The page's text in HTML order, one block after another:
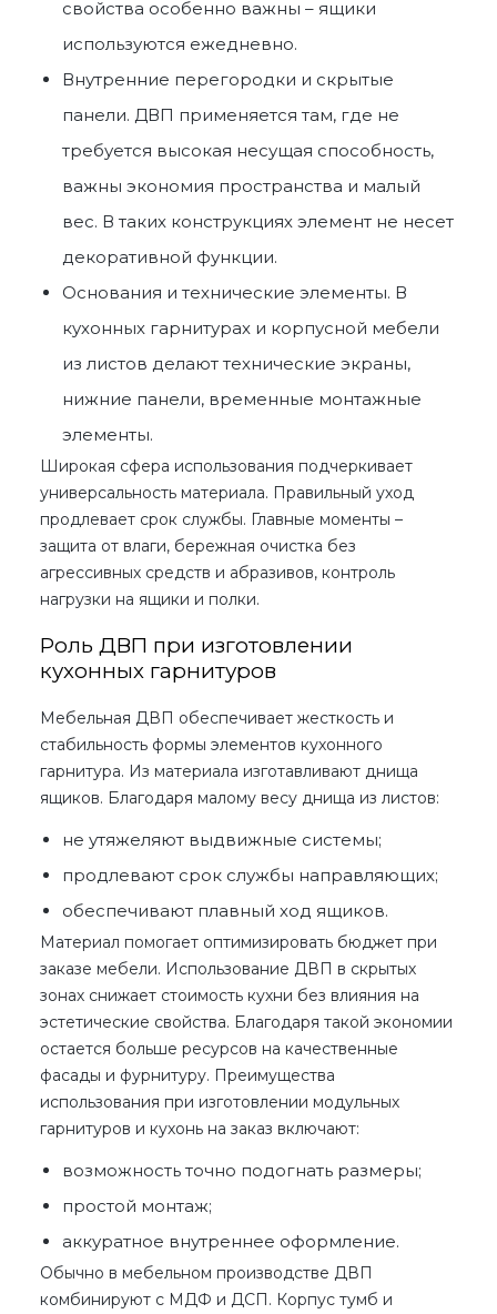
свойства особенно важны – ящики
используются ежедневно.
Внутренние перегородки и скрытые
панели. ДВП применяется там, где не
требуется высокая несущая способность,
важны экономия пространства и малый
вес. В таких конструкциях элемент не несет
декоративной функции.
Основания и технические элементы. В
кухонных гарнитурах и корпусной мебели
из листов делают технические экраны,
нижние панели, временные монтажные
элементы.
Широкая сфера использования подчеркивает
универсальность материала. Правильный уход
продлевает срок службы. Главные моменты –
защита от влаги, бережная очистка без
агрессивных средств и абразивов, контроль
нагрузки на ящики и полки.
Роль ДВП при изготовлении
кухонных гарнитуров
Мебельная ДВП обеспечивает жесткость и
стабильность формы элементов кухонного
гарнитура. Из материала изготавливают днища
ящиков. Благодаря малому весу днища из листов:
не утяжеляют выдвижные системы;
продлевают срок службы направляющих;
обеспечивают плавный ход ящиков.
Материал помогает оптимизировать бюджет при
заказе мебели. Использование ДВП в скрытых
зонах снижает стоимость кухни без влияния на
эстетические свойства. Благодаря такой экономии
остается больше ресурсов на качественные
фасады и фурнитуру. Преимущества
использования при изготовлении модульных
гарнитуров и кухонь на заказ включают:
возможность точно подогнать размеры;
простой монтаж;
аккуратное внутреннее оформление.
Обычно в мебельном производстве ДВП
комбинируют с МДФ и ДСП. Корпус тумб и